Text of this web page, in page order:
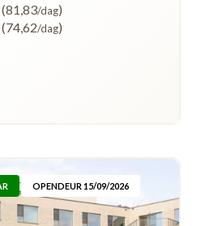
(81,83/dag)
(74,62/dag)
OPENDEUR 15/09/2026